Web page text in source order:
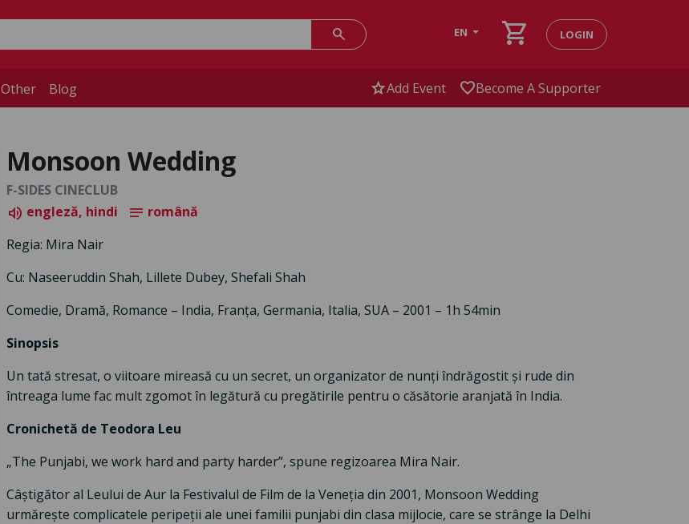
search EN shopping_cart LOGIN
Other Blog starAdd Event favoriteBecome A Supporter
Monsoon Wedding
F-SIDES CINECLUB
volume_up engleză, hindi notes română
Regia: Mira Nair
Cu: Naseeruddin Shah, Lillete Dubey, Shefali Shah
Comedie, Dramă, Romance – India, Franța, Germania, Italia, SUA – 2001 – 1h 54min
Sinopsis
Un tată stresat, o viitoare mireasă cu un secret, un organizator de nunți îndrăgostit și rude din
întreaga lume fac mult zgomot în legătură cu pregătirile pentru o căsătorie aranjată în India.
Cronichetă de Teodora Leu
„The Punjabi, we work hard and party harder”, spune regizoarea Mira Nair.
Câștigător al Leului de Aur la Festivalul de Film de la Veneția din 2001, Monsoon Wedding
urmărește complicatele peripeții ale unei familii punjabi din clasa mijlocie, care se strânge la Delhi